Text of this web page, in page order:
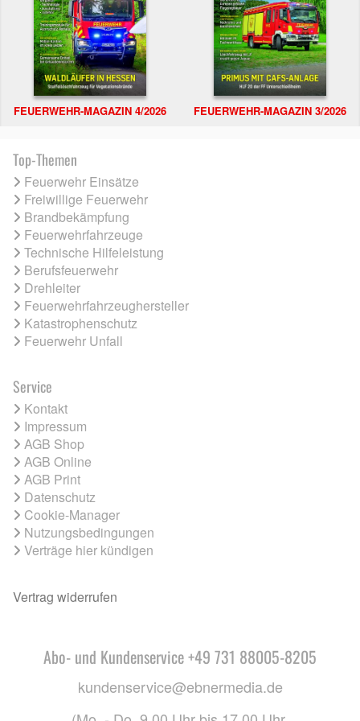
FEUERWEHR-MAGAZIN 4/2026 FEUERWEHR-MAGAZIN 3/2026
Top-Themen
Feuerwehr Einsätze
Freiwillige Feuerwehr
Brandbekämpfung
Feuerwehrfahrzeuge
Technische Hilfeleistung
Berufsfeuerwehr
Drehleiter
Feuerwehrfahrzeughersteller
Katastrophenschutz
Feuerwehr Unfall
Service
Kontakt
Impressum
AGB Shop
AGB Online
AGB Print
Datenschutz
Cookie-Manager
Nutzungsbedingungen
Verträge hier kündigen
Vertrag widerrufen
Abo- und Kundenservice +49 731 88005-8205
kundenservice@ebnermedia.de